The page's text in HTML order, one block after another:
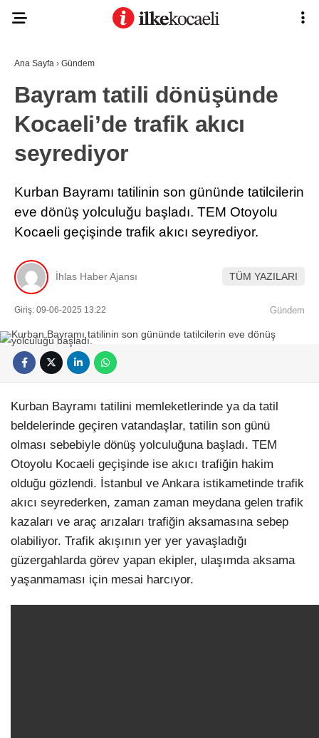
Ana Sayfa › Gündem
Bayram tatili dönüşünde
Kocaeli’de trafik akıcı
seyrediyor
Kurban Bayramı tatilinin son gününde tatilcilerin
eve dönüş yolculuğu başladı. TEM Otoyolu
Kocaeli geçişinde trafik akıcı seyrediyor.
İhlas Haber Ajansı TÜM YAZILARI
Giriş: 09-06-2025 13:22 Gündem
Kurban Bayramı tatilini memleketlerinde ya da tatil
beldelerinde geçiren vatandaşlar, tatilin son günü
olması sebebiyle dönüş yolculuğuna başladı. TEM
Otoyolu Kocaeli geçişinde ise akıcı trafiğin hakim
olduğu gözlendi. İstanbul ve Ankara istikametinde trafik
akıcı seyrederken, zaman zaman meydana gelen trafik
kazaları ve araç arızaları trafiğin aksamasına sebep
olabiliyor. Trafik akışının yer yer yavaşladığı
güzergahlarda görev yapan ekipler, ulaşımda aksama
yaşanmaması için mesai harcıyor.